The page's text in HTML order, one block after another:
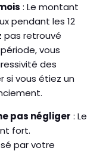
: Le montant
pendant les 12
pas retrouvé
vous
des
si vous étiez un
pas négliger : Le
fort.
par votre